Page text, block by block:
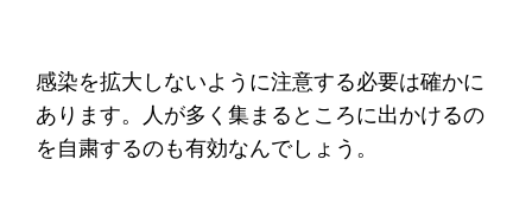
感染を拡大しないように注意する必要は確かに
あります。人が多く集まるところに出かけるの
を自粛するのも有効なんでしょう。